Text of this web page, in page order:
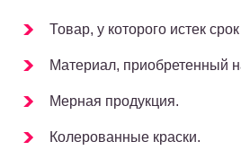
Товар, у которого истек
Материал, приобретенный
Мерная продукция.
Колерованные краски.